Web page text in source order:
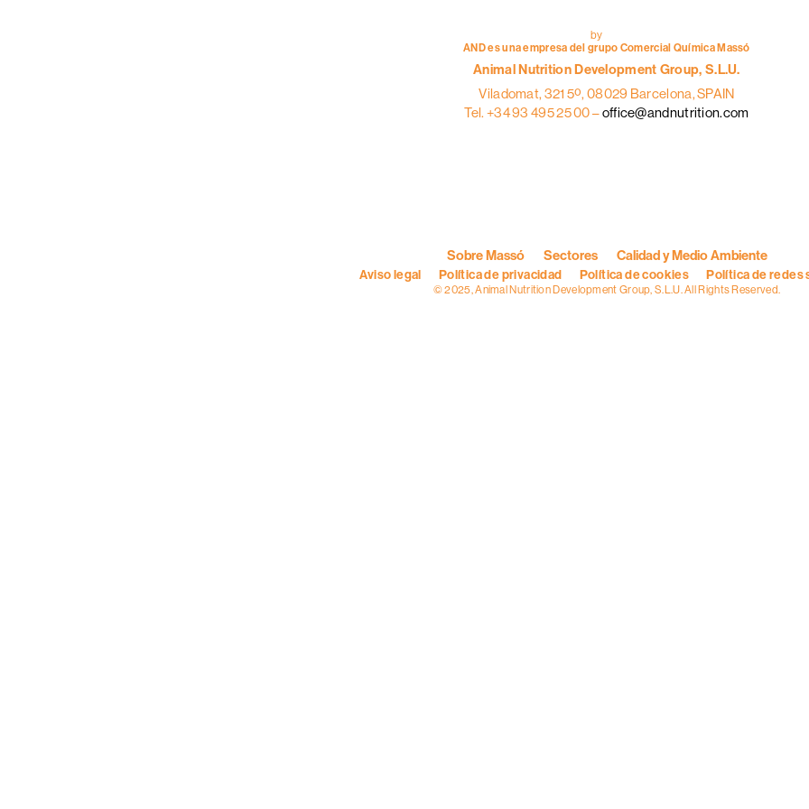
by
AND es una empresa del grupo Comercial Química Massó
Animal Nutrition Development Group, S.L.U.
Viladomat, 321 5º, 08029 Barcelona, SPAIN
Tel. +34 93 495 25 00 –office@andnutrition.com
Sobre Massó Sectores Calidad y Medio Ambiente
Aviso legal Política de privacidad Política de cookies Política de redes
© 2025, Animal Nutrition Development Group, S.L.U. All Rights Reserved.